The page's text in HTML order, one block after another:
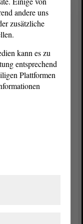
Müller
Rederecht
zuständigen, vom
Wird die
wird die
und in den
haben
am 17.
andere uns
zusätzliche
kann es zu
entsprechend
Plattformen